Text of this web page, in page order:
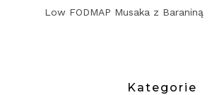
Low FODMAP Musaka z Baraniną
Kategorie